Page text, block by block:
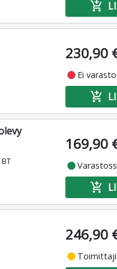
add_shopping_cart
230,90
fiber_manual_record Ei
add_shopping_cart
169,90
fiber_manual_record
add_shopping_cart
246,90
fiber_manual_record